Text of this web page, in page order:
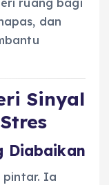
ruang bagi
dan
Sinyal
Diabaikan
pintar. Ia